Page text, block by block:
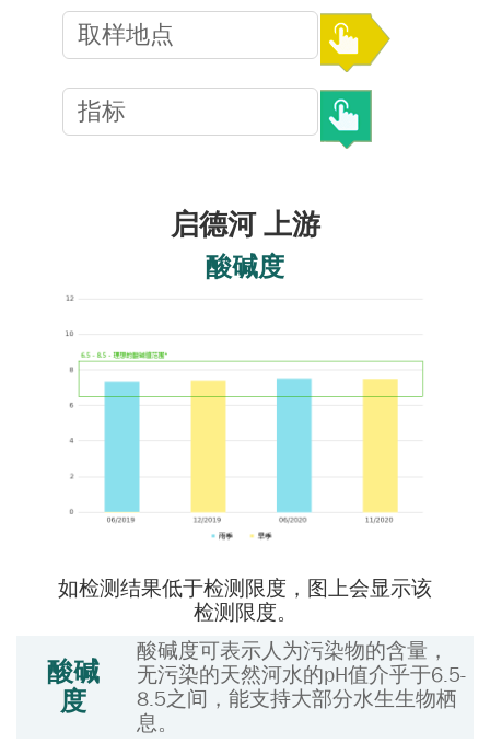
启德河上游
酸碱度
如检测结果低于检测限度，图上会显示该
检测限度。
酸碱
度
酸碱度可表示人为污染物的含量，
无污染的天然河水的pH值介乎于6.5-
8.5之间，能支持大部分水生生物栖
息。